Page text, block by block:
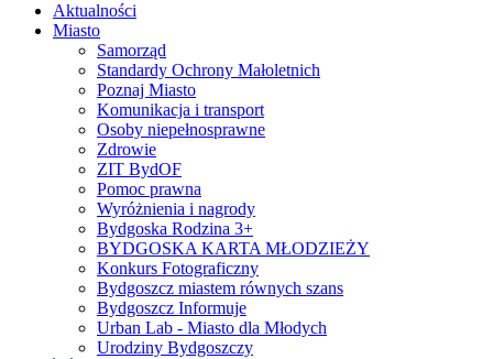
Aktualności
Miasto
Samorząd
Standardy Ochrony Małoletnich
Poznaj Miasto
Komunikacja i transport
Osoby niepełnosprawne
Zdrowie
ZIT BydOF
Pomoc prawna
Wyróżnienia i nagrody
Bydgoska Rodzina 3+
BYDGOSKA KARTA MŁODZIEŻY
Konkurs Fotograficzny
Bydgoszcz miastem równych szans
Bydgoszcz Informuje
Urban Lab - Miasto dla Młodych
Urodziny Bydgoszczy